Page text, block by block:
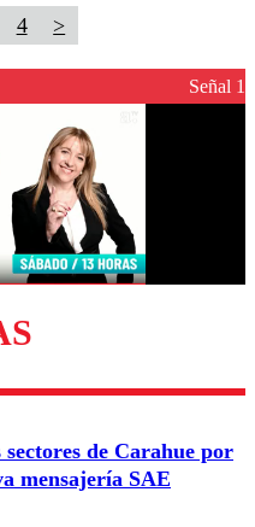
4 >
Señal 1
de Carahue por
mensajería SAE